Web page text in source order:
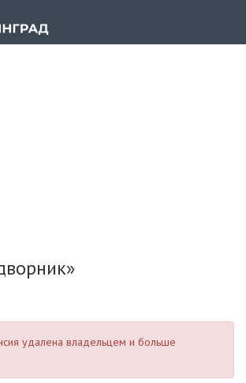
удалена владельцем и больше